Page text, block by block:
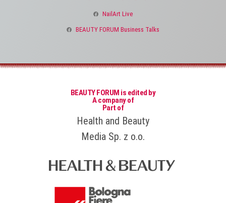
NailArt Live
BEAUTY FORUM Business Talks
BEAUTY FORUM is edited by
A company of
Part of
Health and Beauty
Media Sp. z o.o.